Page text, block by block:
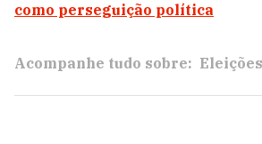
como perseguição política
Acompanhe tudo sobre: Eleições